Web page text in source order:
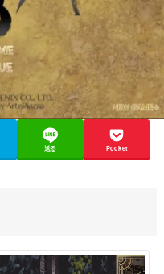
送る Pocket